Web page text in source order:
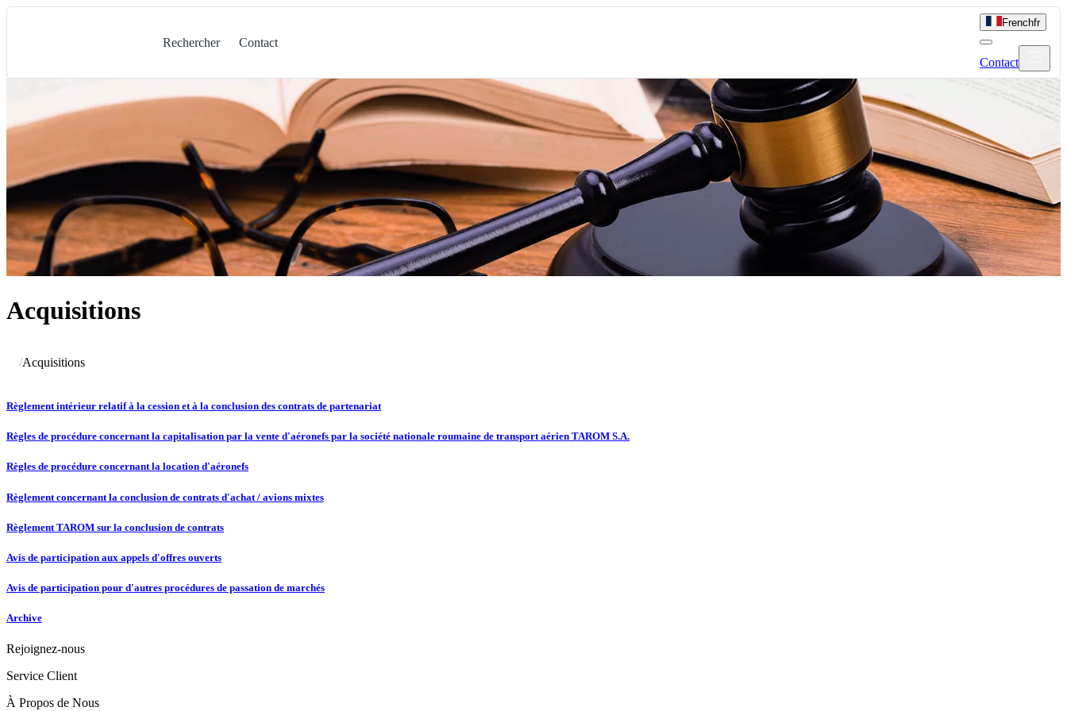
Rechercher Contact
Frenchfr
Contact
Acquisitions
/Acquisitions
Règlement intérieur relatif à la cession et à la conclusion des contrats de partenariat
Règles de procédure concernant la capitalisation par la vente d'aéronefs par la société nationale roumaine de transport aérien TAROM S.A.
Règles de procédure concernant la location d'aéronefs
Règlement concernant la conclusion de contrats d'achat / avions mixtes
Règlement TAROM sur la conclusion de contrats
Avis de participation aux appels d'offres ouverts
Avis de participation pour d'autres procédures de passation de marchés
Archive
Rejoignez-nous
Service Client
À Propos de Nous